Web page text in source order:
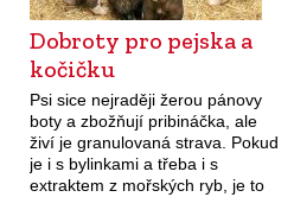
Dobroty pro pejska a
kočičku
Psi sice nejraději žerou pánovy
boty a zbožňují pribináčka, ale
živí je granulovaná strava. Pokud
je i s bylinkami a třeba i s
extraktem z mořských ryb, je to